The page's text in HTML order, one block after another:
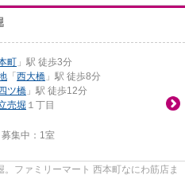
町 」駅 徒歩3分
「 西大橋 」駅 徒歩8分
四ツ橋 」駅 徒歩12分
売堀 １丁目
集中： 1室
ファミリーマート 西本町なにわ筋店ま